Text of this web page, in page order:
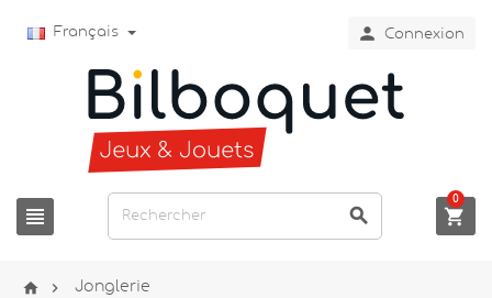
Français  Connexion
  
0
  Jonglerie